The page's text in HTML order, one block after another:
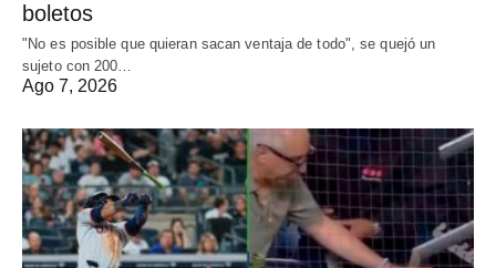
boletos
"No es posible que quieran sacan ventaja de todo", se quejó un
sujeto con 200…
Ago 7, 2026